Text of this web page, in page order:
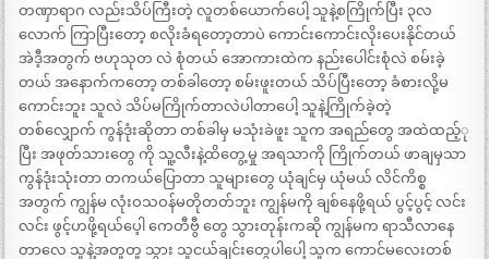
တဏှာရာဂ လည်းသိပ်ကြီးတဲ့ လူတစ်ယောက်ပေါ့ သူနဲ့စကြိုက်ပြီး ၃လ
လောက် ကြာပြီးတော့ စလိုးခံရတော့တာပဲ ကောင်းကောင်းလိုးပေးနိုင်တယ်
အဲဒီ့အတွက် ဗဟုသုတ လဲ စုံတယ် အောကားထဲက နည်းပေါင်းစုံလဲ စမ်းခဲ့
တယ် အနောက်ကတော့ တစ်ခါတော့ စမ်းဖူးတယ် သိပ်ပြီးတော့ ခံစားလို့မ
ကောင်းဘူး သူလဲ သိပ်မကြိုက်တာလဲပါတာပေါ့ သူနဲ့ကြိုက်ခဲ့တဲ့
တစ်လျှောက် ကွန်ဒုံးဆိုတာ တစ်ခါမှ မသုံးခဲဖူး သူက အရည်တွေ အထဲထည့်ု
ပြီး အဖုတ်သားတွေ ကို သူ့လီးနဲ့ထိတွေ့မှု အရသာကို ကြိုက်တယ် ဖာချမှသာ
ကွန်ဒုံးသုံးတာ တကယ်ပြောတာ သူများတွေ ယုံချင်မှ ယုံမယ် လိင်ကိစ္စ
အတွက် ကျွန်မ လုံးဝသဝန်မတိုတတ်ဘူး ကျွန်မကို ချစ်နေဖို့ရယ် ပွင့်ပွင့် လင်း
လင်း ဖွင့်ဟဖို့ရယ်ပေ့ါ ကေတီဗွီ တွေ သွားတုန်းကဆို ကျွန်မက ရာသီလာနေ
တာလေ သူနဲ့အတူတူ သွား သူငယ်ချင်းတွေပါပေါ့ သူက ကောင်မလေးတစ်